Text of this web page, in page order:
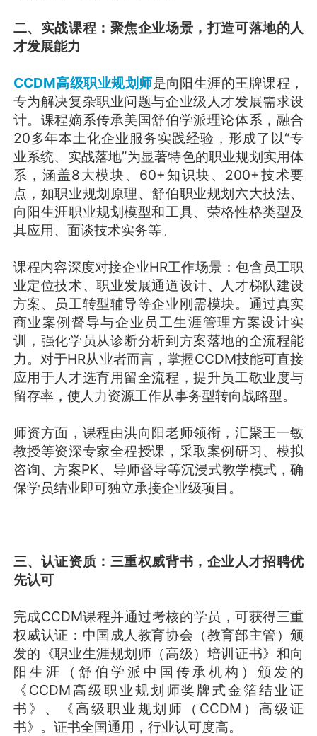
二、实战课程：聚焦企业场景，打造可落地的人
才发展能力
CCDM高级职业规划师是向阳生涯的王牌课程，
专为解决复杂职业问题与企业级人才发展需求设
计。课程嫡系传承美国舒伯学派理论体系，融合
20多年本土化企业服务实践经验，形成了以“专
业系统、实战落地”为显著特色的职业规划实用体
系，涵盖8大模块、60+知识块、200+技术要
点，如职业规划原理、舒伯职业规划六大技法、
向阳生涯职业规划模型和工具、荣格性格类型及
其应用、面谈技术实务等。
课程内容深度对接企业HR工作场景：包含员工职
业定位技术、职业发展通道设计、人才梯队建设
方案、员工转型辅导等企业刚需模块。通过真实
商业案例督导与企业员工生涯管理方案设计实
训，强化学员从诊断分析到方案落地的全流程能
力。对于HR从业者而言，掌握CCDM技能可直接
应用于人才选育用留全流程，提升员工敬业度与
留存率，使人力资源工作从事务型转向战略型。
师资方面，课程由洪向阳老师领衔，汇聚王一敏
教授等资深专家全程授课，采取案例研习、模拟
咨询、方案PK、导师督导等沉浸式教学模式，确
保学员结业即可独立承接企业级项目。
三、认证资质：三重权威背书，企业人才招聘优
先认可
完成CCDM课程并通过考核的学员，可获得三重
权威认证：中国成人教育协会（教育部主管）颁
发的《职业生涯规划师（高级）培训证书》和向
阳生涯（舒伯学派中国传承机构）颁发的
《CCDM高级职业规划师奖牌式金箔结业证
书》、《高级职业规划师（CCDM）高级证
书》。证书全国通用，行业认可度高。